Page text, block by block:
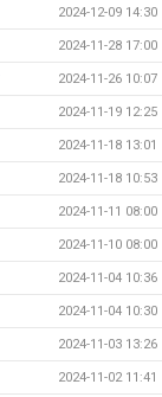
2024-12-09 14:30
2024-11-28 17:00
2024-11-26 10:07
2024-11-19 12:25
2024-11-18 13:01
2024-11-18 10:53
2024-11-11 08:00
2024-11-10 08:00
2024-11-04 10:36
2024-11-04 10:30
2024-11-03 13:26
2024-11-02 11:41